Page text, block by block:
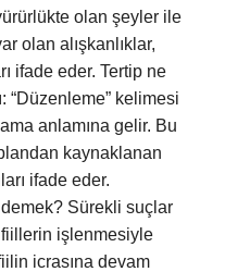
olan şeyler ile
olan alışkanlıklar,
ifade eder. Tertip ne
“Düzenleme” kelimesi
anlamına gelir. Bu
kaynaklanan
ifade eder.
Sürekli suçlar
işlenmesiyle
icrasına devam